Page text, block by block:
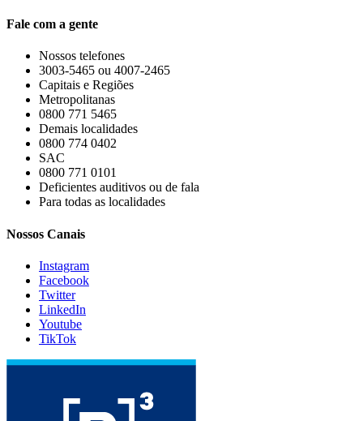
Fale com a gente
Nossos telefones
3003-5465 ou 4007-2465
Capitais e Regiões
Metropolitanas
0800 771 5465
Demais localidades
0800 774 0402
SAC
0800 771 0101
Deficientes auditivos ou de fala
Para todas as localidades
Nossos Canais
Instagram
Facebook
Twitter
LinkedIn
Youtube
TikTok